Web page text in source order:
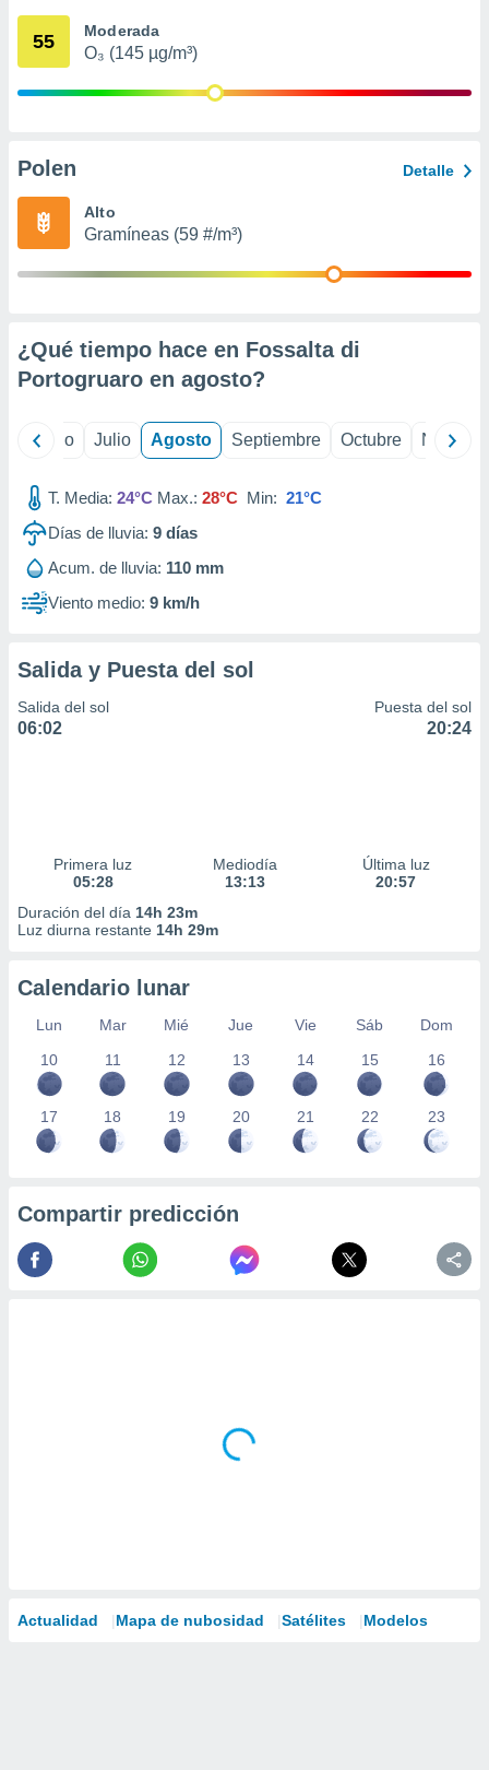
mediante
publicidad
de
55 Moderada
O₃ (145 µg/m³)
Polen Detalle
Alto
Gramíneas (59 #/m³)
¿Qué tiempo hace en Fossalta di
Portogruaro en agosto?
Junio Julio Agosto Septiembre Octubre
T. Media: 24°C Max.: 28°C Min: 21°C
Días de lluvia: 9 días
Acum. de lluvia: 110 mm
Viento medio: 9 km/h
Salida y Puesta del sol
Salida del sol
06:02
Puesta del sol
20:24
Primera luz
05:28
Mediodía
13:13
Última luz
20:57
Duración del día 14h 23m
Luz diurna restante 14h 29m
Calendario lunar
Lun Mar Mié Jue Vie Sáb
Dom
10
11 12 13 14 15 16
17 18 19 20 21 22 23
Compartir predicción
Actualidad Mapa de nubosidad Satélites Modelos